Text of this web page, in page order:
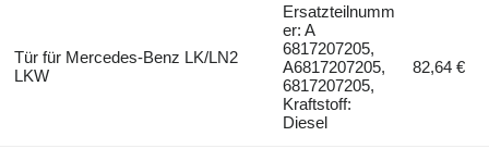
Tür für Mercedes-Benz LK/LN2
LKW
Ersatzteilnumm
er: A
6817207205,
A6817207205,
6817207205,
Kraftstoff:
Diesel
82,64 €